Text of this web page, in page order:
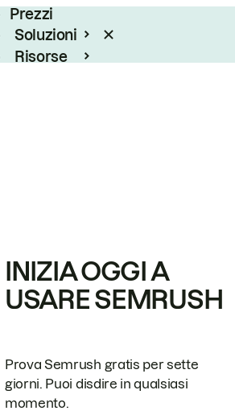
Prezzi
Soluzioni
Risorse
INIZIA OGGI A
USARE SEMRUSH
Prova Semrush gratis per sette
giorni. Puoi disdire in qualsiasi
momento.